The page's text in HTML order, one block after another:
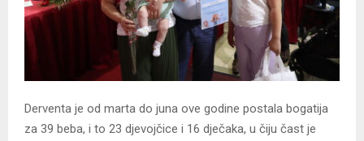
Derventa je od marta do juna ove godine postala bogatija
za 39 beba, i to 23 djevojčice i 16 dječaka, u čiju čast je